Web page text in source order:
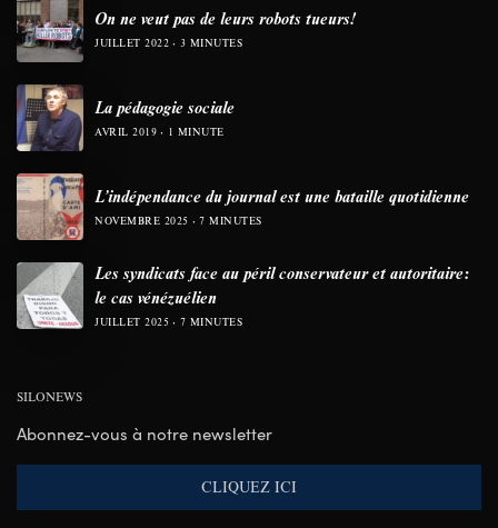
On ne veut pas de leurs robots tueurs!
JUILLET 2022 3 MINUTES
La pédagogie sociale
AVRIL 2019 1 MINUTE
L’indépendance du journal est une bataille quotidienne
NOVEMBRE 2025 7 MINUTES
Les syndicats face au péril conservateur et autoritaire:
le cas vénézuélien
JUILLET 2025 7 MINUTES
SILONEWS
Abonnez-vous à notre newsletter
CLIQUEZ ICI